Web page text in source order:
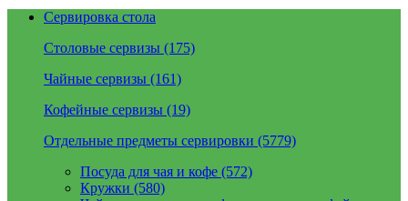
Сервировка стола
Столовые сервизы (175)
Чайные сервизы (161)
Кофейные сервизы (19)
Отдельные предметы сервировки (5779)
Посуда для чая и кофе (572)
Кружки (580)